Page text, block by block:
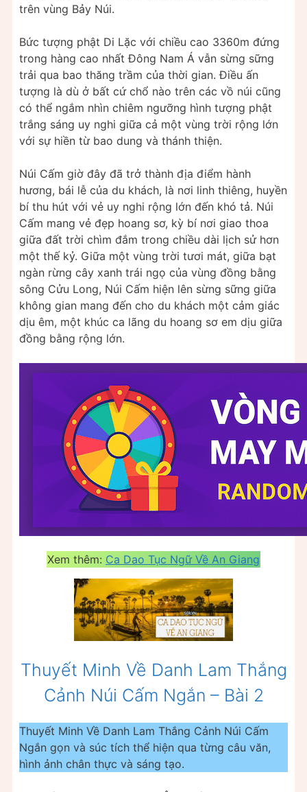
trên vùng Bảy Núi.
Bức tượng phật Di Lặc với chiều cao 3360m đứng
trong hàng cao nhất Đông Nam Á vẫn sừng sững
trải qua bao thăng trầm của thời gian. Điều ấn
tượng là dù ở bất cứ chổ nào trên các vồ núi cũng
có thể ngắm nhìn chiêm ngưỡng hình tượng phật
trắng sáng uy nghi giữa cả một vùng trời rộng lớn
với sự hiền từ bao dung và thánh thiện.
Núi Cấm giờ đây đã trở thành địa điểm hành
hương, bái lễ của du khách, là nơi linh thiêng, huyền
bí thu hút với vẻ uy nghi rộng lớn đến khó tả. Núi
Cấm mang vẻ đẹp hoang sơ, kỳ bí nơi giao thoa
giữa đất trời chìm đắm trong chiều dài lịch sử hơn
một thế kỷ. Giữa một vùng trời tươi mát, giữa bạt
ngàn rừng cây xanh trái ngọ của vùng đồng bằng
sông Cửu Long, Núi Cấm hiện lên sừng sững giữa
không gian mang đến cho du khách một cảm giác
dịu êm, một khúc ca lãng du hoang sơ em dịu giữa
đồng bằng rộng lớn.
Xem thêm: Ca Dao Tục Ngữ Về An Giang
Thuyết Minh Về Danh Lam Thắng
Cảnh Núi Cấm Ngắn – Bài 2
Thuyết Minh Về Danh Lam Thắng Cảnh Núi Cấm
Ngắn gọn và súc tích thể hiện qua từng câu văn,
hình ảnh chân thực và sáng tạo.